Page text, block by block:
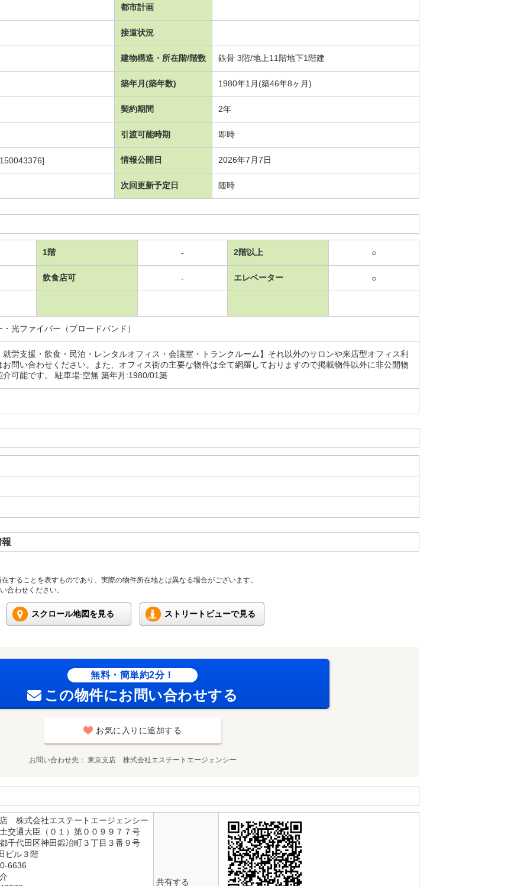
都市計画
接道状況
建物構造・所在階/階数 鉄骨 3階/地上11階地下1階建
築年月(築年数) 1980年1月(築46年8ヶ月)
契約期間 2年
引渡可能時期 即時
情報公開日 2026年7月7日
次回更新予定日 随時
1階 - 2階以上 ○
飲食店可 - エレベーター ○
光ファイバー（ブロードバンド）
就労支援・飲食・民泊・レンタルオフィス・会議室・トランクルーム】それ以外のサロンや来店型オフィス利
お問い合わせください。また、オフィス街の主要な物件は全て網羅しておりますので掲載物件以外に非公開物
介可能です。 駐車場:空無 築年月:1980/01築
することを表すものであり、実際の物件所在地とは異なる場合がございます。
合わせください。
スクロール地図を見る ストリートビューで見る
無料・簡単約2分！
この物件にお問い合わせする
お気に入りに追加する
お問い合わせ先 東京支店 株式会社エステートエージェンシー
株式会社エステートエージェンシー
交通大臣（０１）第００９９７７号
千代田区神田鍛冶町３丁目３番９号
ビル３階
6636
共有する